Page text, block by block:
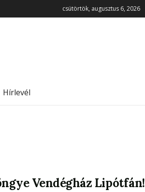
csütörtök, augusztus 6, 2026
Hírlevél
Vendégház Lipótfán!